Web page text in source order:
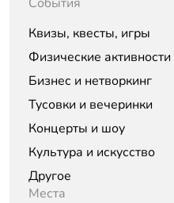
Квизы, квесты, игры
Физические активности
Бизнес и нетворкинг
Тусовки и вечеринки
Концерты и шоу
Культура и искусство
Другое
Места